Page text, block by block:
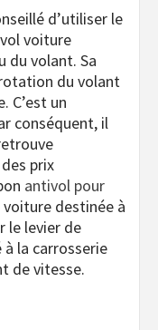
d’utiliser le
voiture
du volant. Sa
du volant
C’est un
conséquent, il
prix
antivol pour
voiture destinée à
le levier de
la carrosserie
de vitesse.